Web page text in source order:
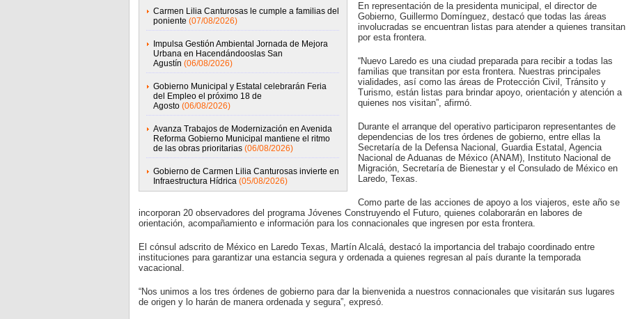
Carmen Lilia Canturosas le cumple a familias del
poniente (07/08/2026)
Impulsa Gestión Ambiental Jornada de Mejora
Urbana en Hacendándooslas San
Agustín (06/08/2026)
Gobierno Municipal y Estatal celebrarán Feria
del Empleo el próximo 18 de
Agosto (06/08/2026)
Avanza Trabajos de Modernización en Avenida
Reforma Gobierno Municipal mantiene el ritmo
de las obras prioritarias (06/08/2026)
Gobierno de Carmen Lilia Canturosas invierte en
Infraestructura Hídrica (05/08/2026)
En representación de la presidenta municipal, el director de
Gobierno, Guillermo Domínguez, destacó que todas las áreas
involucradas se encuentran listas para atender a quienes transitan
por esta frontera.
“Nuevo Laredo es una ciudad preparada para recibir a todas las
familias que transitan por esta frontera. Nuestras principales
vialidades, así como las áreas de Protección Civil, Tránsito y
Turismo, están listas para brindar apoyo, orientación y atención a
quienes nos visitan”, afirmó.
Durante el arranque del operativo participaron representantes de
dependencias de los tres órdenes de gobierno, entre ellas la
Secretaría de la Defensa Nacional, Guardia Estatal, Agencia
Nacional de Aduanas de México (ANAM), Instituto Nacional de
Migración, Secretaría de Bienestar y el Consulado de México en
Laredo, Texas.
Como parte de las acciones de apoyo a los viajeros, este año se
incorporan 20 observadores del programa Jóvenes Construyendo el Futuro, quienes colaborarán en labores de
orientación, acompañamiento e información para los connacionales que ingresen por esta frontera.
El cónsul adscrito de México en Laredo Texas, Martín Alcalá, destacó la importancia del trabajo coordinado entre
instituciones para garantizar una estancia segura y ordenada a quienes regresan al país durante la temporada
vacacional.
“Nos unimos a los tres órdenes de gobierno para dar la bienvenida a nuestros connacionales que visitarán sus lugares
de origen y lo harán de manera ordenada y segura”, expresó.